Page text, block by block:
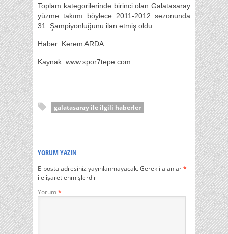
Toplam kategorilerinde birinci olan Galatasaray
yüzme takımı böylece 2011-2012 sezonunda
31. Şampiyonluğunu ilan etmiş oldu.
Haber: Kerem ARDA
Kaynak: www.spor7tepe.com
galatasaray ile ilgili haberler
YORUM YAZIN
E-posta adresiniz yayınlanmayacak.Gerekli alanlar*
ile işaretlenmişlerdir
Yorum *